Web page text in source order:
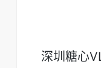
深圳糖心